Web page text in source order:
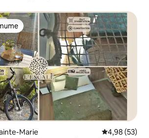
на гостите
Marie Средна
4,98 (53)